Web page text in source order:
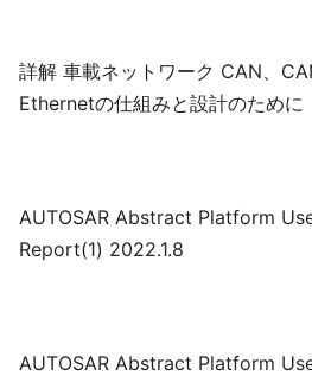
詳解 車載ネットワーク CAN、
Ethernetの仕組みと設計のために
AUTOSAR Abstract Platform
Report(1) 2022.1.8
AUTOSAR Abstract Platform